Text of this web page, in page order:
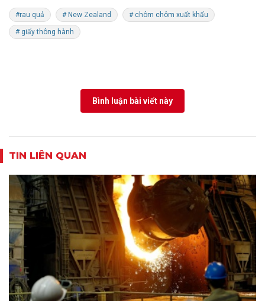
#rau quả # New Zealand # chôm chôm xuất khẩu
# giấy thông hành
Bình luận bài viết này
TIN LIÊN QUAN